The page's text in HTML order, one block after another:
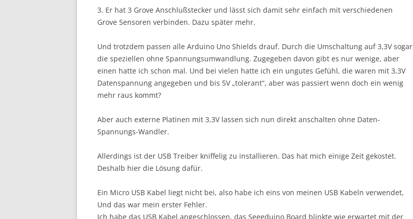
3. Er hat 3 Grove Anschlußstecker und lässt sich damit sehr einfach mit verschiedenen
Grove Sensoren verbinden. Dazu später mehr.
Und trotzdem passen alle Arduino Uno Shields drauf. Durch die Umschaltung auf 3,3V sogar
die speziellen ohne Spannungsumwandlung. Zugegeben davon gibt es nur wenige, aber
einen hatte ich schon mal. Und bei vielen hatte ich ein ungutes Gefühl, die waren mit 3,3V
Datenspannung angegeben und bis 5V „tolerant“, aber was passiert wenn doch ein wenig
mehr raus kommt?
Aber auch externe Platinen mit 3,3V lassen sich nun direkt anschalten ohne Daten-
Spannungs-Wandler.
Allerdings ist der USB Treiber kniffelig zu installieren. Das hat mich einige Zeit gekostet.
Deshalb hier die Lösung dafür.
Ein Micro USB Kabel liegt nicht bei, also habe ich eins von meinen USB Kabeln verwendet,
Und das war mein erster Fehler.
Ich habe das USB Kabel angeschlossen, das Seeeduino Board blinkte wie erwartet mit der